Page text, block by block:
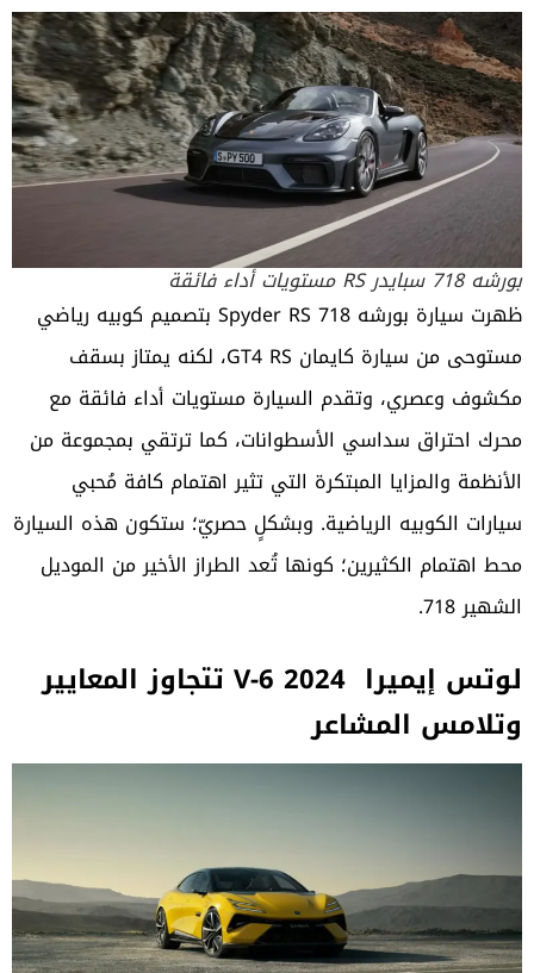
بورشه 718 سبايدر RS مستويات أداء فائقة
ظهرت سيارة بورشه 718 Spyder RS بتصميم كوبيه رياضي
مستوحى من سيارة كايمان GT4 RS، لكنه يمتاز بسقف
مكشوف وعصري، وتقدم السيارة مستويات أداء فائقة مع
محرك احتراق سداسي الأسطوانات، كما ترتقي بمجموعة من
الأنظمة والمزايا المبتكرة التي تثير اهتمام كافة مُحبي
سيارات الكوبيه الرياضية. وبشكلٍ حصريّ؛ ستكون هذه السيارة
محط اهتمام الكثيرين؛ كونها تُعد الطراز الأخير من الموديل
الشهير 718.
لوتس إيميرا V-6 2024
تتجاوز المعايير
وتلامس المشاعر